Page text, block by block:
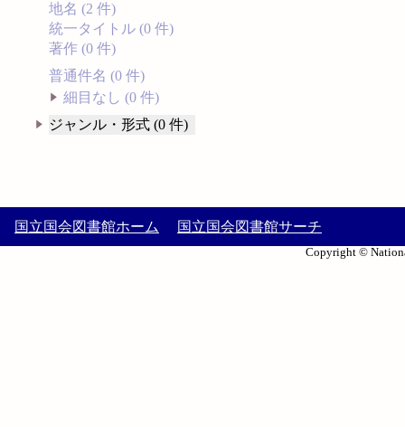
地名 (2 件)
統一タイトル (0 件)
著作 (0 件)
普通件名 (0 件)
細目なし (0 件)
ジャンル・形式 (0 件)
国立国会図書館ホーム 国立国会図書館サーチ
Copyright ©